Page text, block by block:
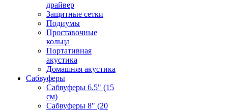
драйвер
Защитные сетки
Подиумы
Проставочные
кольца
Портативная
акустика
Домашняя акустика
Сабвуферы
Сабвуферы 6.5" (15
см)
Сабвуферы 8" (20